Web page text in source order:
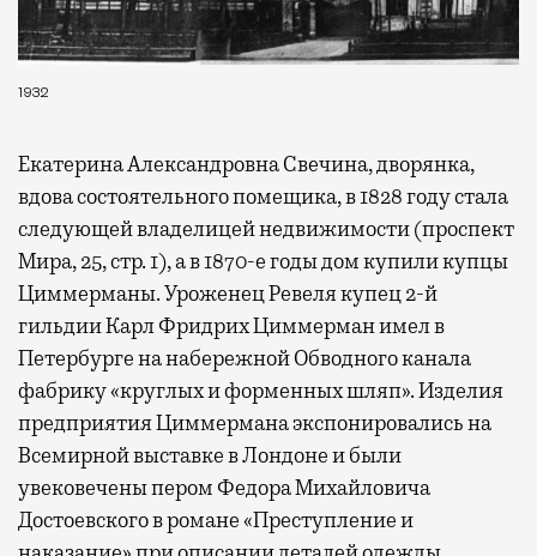
1932
Екатерина Александровна Свечина, дворянка,
вдова состоятельного помещика, в 1828 году стала
следующей владелицей недвижимости (проспект
Мира, 25, стр. 1), а в 1870-е годы дом купили купцы
Циммерманы. Уроженец Ревеля купец 2-й
гильдии Карл Фридрих Циммерман имел в
Петербурге на набережной Обводного канала
фабрику «круглых и форменных шляп». Изделия
предприятия Циммермана экспонировались на
Всемирной выставке в Лондоне и были
увековечены пером Федора Михайловича
Достоевского в романе «Преступление и